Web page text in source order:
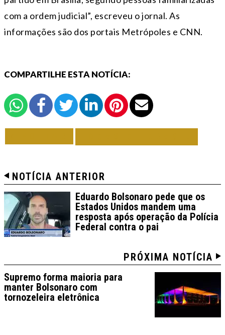
com a ordem judicial”, escreveu o jornal. As
informações são dos portais Metrópoles e CNN.
COMPARTILHE ESTA NOTÍCIA:
NOTÍCIA ANTERIOR
Eduardo Bolsonaro pede que os
Estados Unidos mandem uma
resposta após operação da Polícia
Federal contra o pai
PRÓXIMA NOTÍCIA
Supremo forma maioria para
manter Bolsonaro com
tornozeleira eletrônica